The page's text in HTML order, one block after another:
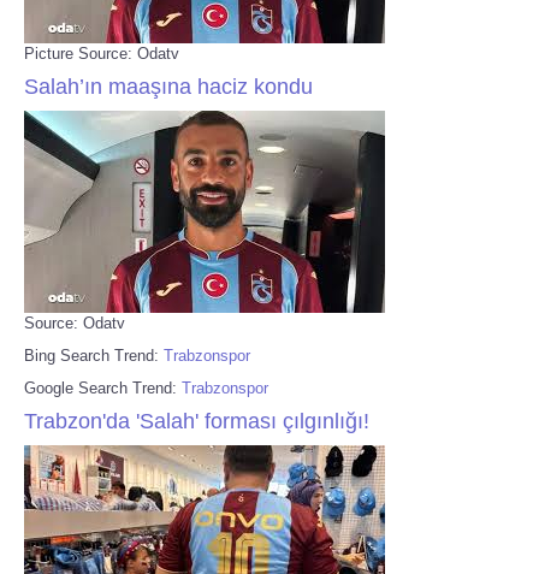
Picture Source: Odatv
Salah’ın maaşına haciz kondu
Source: Odatv
Bing Search Trend: Trabzonspor
Google Search Trend: Trabzonspor
Trabzon'da 'Salah' forması çılgınlığı!